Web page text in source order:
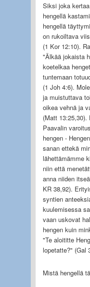
Siksi joka
hengellä
hengellä
on rukoiltava
(1 Kor 12:10).
"Älkää jokaista
koetelkaa
tuntemaan
(1 Joh 4:6).
ja muistuttava
oikea vehnä ja
(Matt 13:25,30).
Paavalin
hengen -
sanan ettekä
lähettämämme
niin että
anna niiden
KR 38,92).
syntien
kuulemisessa
vaan uskovat
hengen kuin
"Te aloititte
lopetatte?" (Gal
Mistä hengellä